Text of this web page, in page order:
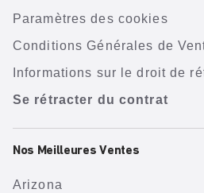
Paramètres des cookies
Conditions Générales de
Informations sur le droit de
Se rétracter du contrat
Nos Meilleures Ventes
Arizona